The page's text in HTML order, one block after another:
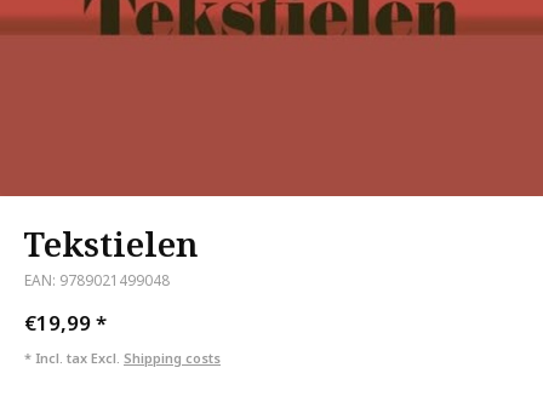
Tekstielen
EAN: 9789021499048
€19,99*
* Incl. tax Excl. Shipping costs